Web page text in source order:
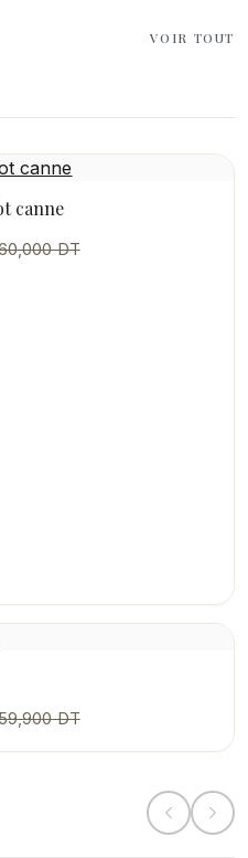
VOIR TOUT
canne
DT
DT